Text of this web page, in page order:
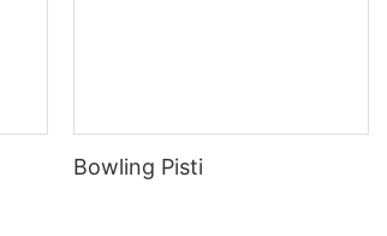
Bowling Pisti